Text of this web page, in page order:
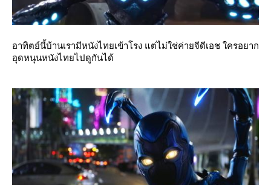
อาทิตย์นี้บ้านเรามีหนังไทยเข้าโรง แต่ไม่ใช่ค่ายจีดีเอช ใครอยาก
อุดหนุนหนังไทยไปดูกันได้